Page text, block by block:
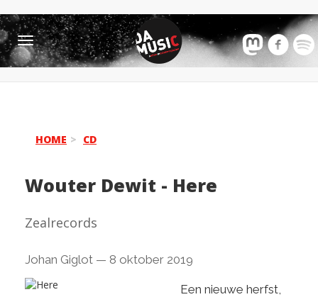
Toggle
navigation
HOME CD
Wouter Dewit - Here
Zealrecords
Johan Giglot — 8 oktober 2019
Een nieuwe herfst,